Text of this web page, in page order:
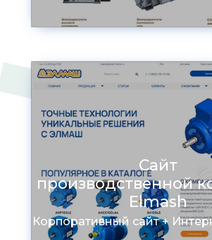
Сайт
производственной
Elmash
Корпоративный сайт +